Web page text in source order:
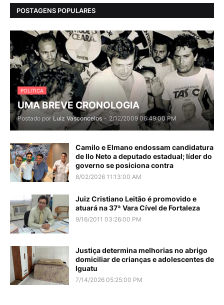
POSTAGENS POPULARES
POLITICA
UMA BREVE CRONOLOGIA
Postado por Luiz Vasconcelos - 2/12/2009 06:49:00 PM
Camilo e Elmano endossam candidatura
de Ilo Neto a deputado estadual; líder do
governo se posiciona contra
8/02/2026 11:13:00 AM
Juiz Cristiano Leitão é promovido e
atuará na 37ª Vara Cível de Fortaleza
9/16/2011 03:26:00 PM
Justiça determina melhorias no abrigo
domiciliar de crianças e adolescentes de
Iguatu
7/14/2026 05:25:00 PM